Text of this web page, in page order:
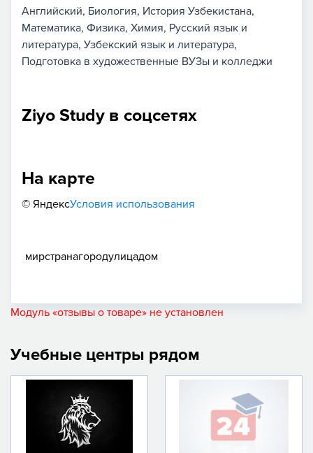
Английский Биология История Узбекистана
Математика Физика Химия Русский язык и
литература Узбекский язык и литература
Подготовка в художественные ВУЗы и колледжи
Ziyo Study в соцсетях
На карте
© ЯндексУсловия использования
мирстранагородулицадом
Модуль «отзывы о товаре» не установлен
Учебные центры рядом